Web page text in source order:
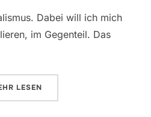
Dabei will ich mich
im Gegenteil. Das
ÜBER „VON ANGST & WUT,
LESEN